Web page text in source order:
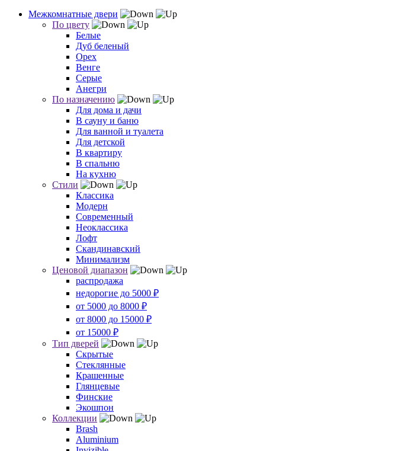
Межкомнатные двери
По цвету
Белые
Дуб беленый
Орех
Венге
Серые
Анегри
По назначению
Для дома и дачи
В сауну и баню
Для ванной и туалета
Для детской
В квартиру
В спальню
На кухню
Стили
Классика
Модерн
Современный
Неоклассика
Лофт
Скандинавский
Минимализм
Ценовой диапазон
распродажа
недорогие до 5000 ₽
от 5000 до 8000 ₽
от 8000 до 15000 ₽
от 15000 ₽
Тип дверей
Скрытые
Стеклянные
Крашенные
Глянцевые
Финские
Экошпон
Коллекции
Brash
Aluminium